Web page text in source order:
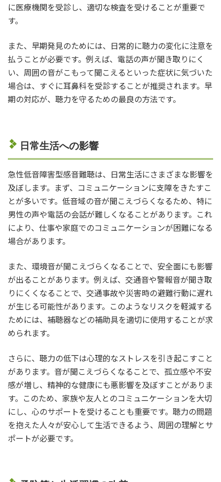
に医療機関を受診し、適切な検査を受けることが重要で
す。
また、早期発見のためには、日常的に聴力の変化に注意を
払うことが必要です。例えば、電話の声が聞き取りにく
い、周囲の音がこもって聞こえるといった症状に気づいた
場合は、すぐに耳鼻科を受診することが推奨されます。早
期の対応が、聴力を守るための最良の方法です。
日常生活への影響
急性低音障害型感音難聴は、日常生活にさまざまな影響を
及ぼします。まず、コミュニケーションに支障をきたすこ
とが多いです。低音域の音が聞こえづらくなるため、特に
男性の声や電話の会話が難しくなることがあります。これ
により、仕事や家庭でのコミュニケーションが困難になる
場合があります。
また、環境音が聞こえづらくなることで、安全面にも影響
が出ることがあります。例えば、交通音や警報音が聞き取
りにくくなることで、交通事故や災害時の避難行動に遅れ
が生じる可能性があります。このようなリスクを軽減する
ためには、補聴器などの補助具を適切に使用することが求
められます。
さらに、聴力の低下は心理的なストレスを引き起こすこと
があります。音が聞こえづらくなることで、孤立感や不安
感が増し、精神的な健康にも悪影響を及ぼすことがありま
す。このため、家族や友人とのコミュニケーションを大切
にし、心のサポートを受けることも重要です。聴力の問題
を抱えた人々が安心して生活できるよう、周囲の理解とサ
ポートが必要です。